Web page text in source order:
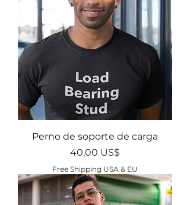
Perno de soporte de carga
Precio
40,00 US$
Free Shipping USA & EU